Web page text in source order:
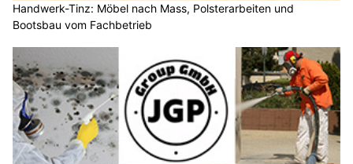
Handwerk-Tinz: Möbel nach Mass, Polsterarbeiten und
Bootsbau vom Fachbetrieb